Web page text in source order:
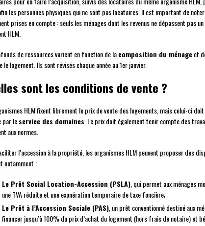
les personnes physiques qui ne sont pas locataires. Il est important de
prises en compte : seuls les ménages dont les revenus ne dépassent pas
HLM.
de ressources varient en fonction de lacomposition du ménageet
le logement. Ils sont révisés chaque année au 1er janvier.
sont les conditions de vente ?
HLM fixent librement le prix de vente des logements, mais celui-ci
par leservice des domaines . Le prix doit également tenir compte des
aux normes.
l’accession à la propriété, les organismes HLM peuvent proposer des
notamment :
Le Prêt Social Location-Accession (PSLA) , qui permet aux ménages
une TVA réduite et une exonération temporaire de taxe foncière;
Le Prêt à l’Accession Sociale (PAS) , un prêt conventionné destiné aux
financer jusqu’à 100% du prix d’achat du logement (hors frais de notaire) et